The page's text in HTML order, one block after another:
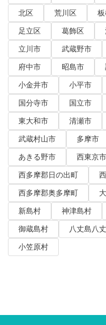
北区
荒川区
足立区
葛飾区
立川市
武蔵野市
府中市
昭島市
小金井市
小平市
国分寺市
国立市
東大和市
清瀬市
武蔵村山市
多摩市
あきる野市
西東京市
西多摩郡日の出町
西多摩郡奥多摩町
新島村
神津島村
御蔵島村
八丈島八
小笠原村